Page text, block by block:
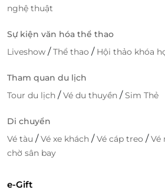
nghệ thuật
Sự kiện văn hóa thể thao
Liveshow /Thể thao / Hội thảo khóa
Tham quan du lịch
Tour du lịch /Vé du thuyền /Sim Thẻ
Di chuyển
Vé tàu /Vé xe khách /Vé cáp treo /Vé
chờ sân bay
e-Gift